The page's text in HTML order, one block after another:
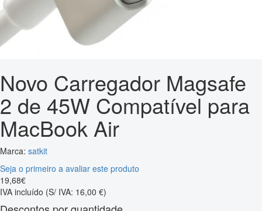
Novo Carregador Magsafe
2 de 45W Compatível para
MacBook Air
Marca: satkit
Seja o primeiro a avaliar este produto
19,68€
IVA incluído (S/ IVA: 16,00 €)